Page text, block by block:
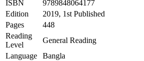
ISBN
9789848064177
Edition
2019, 1st Published
Pages
448
Reading
Level
General Reading
Language
Bangla